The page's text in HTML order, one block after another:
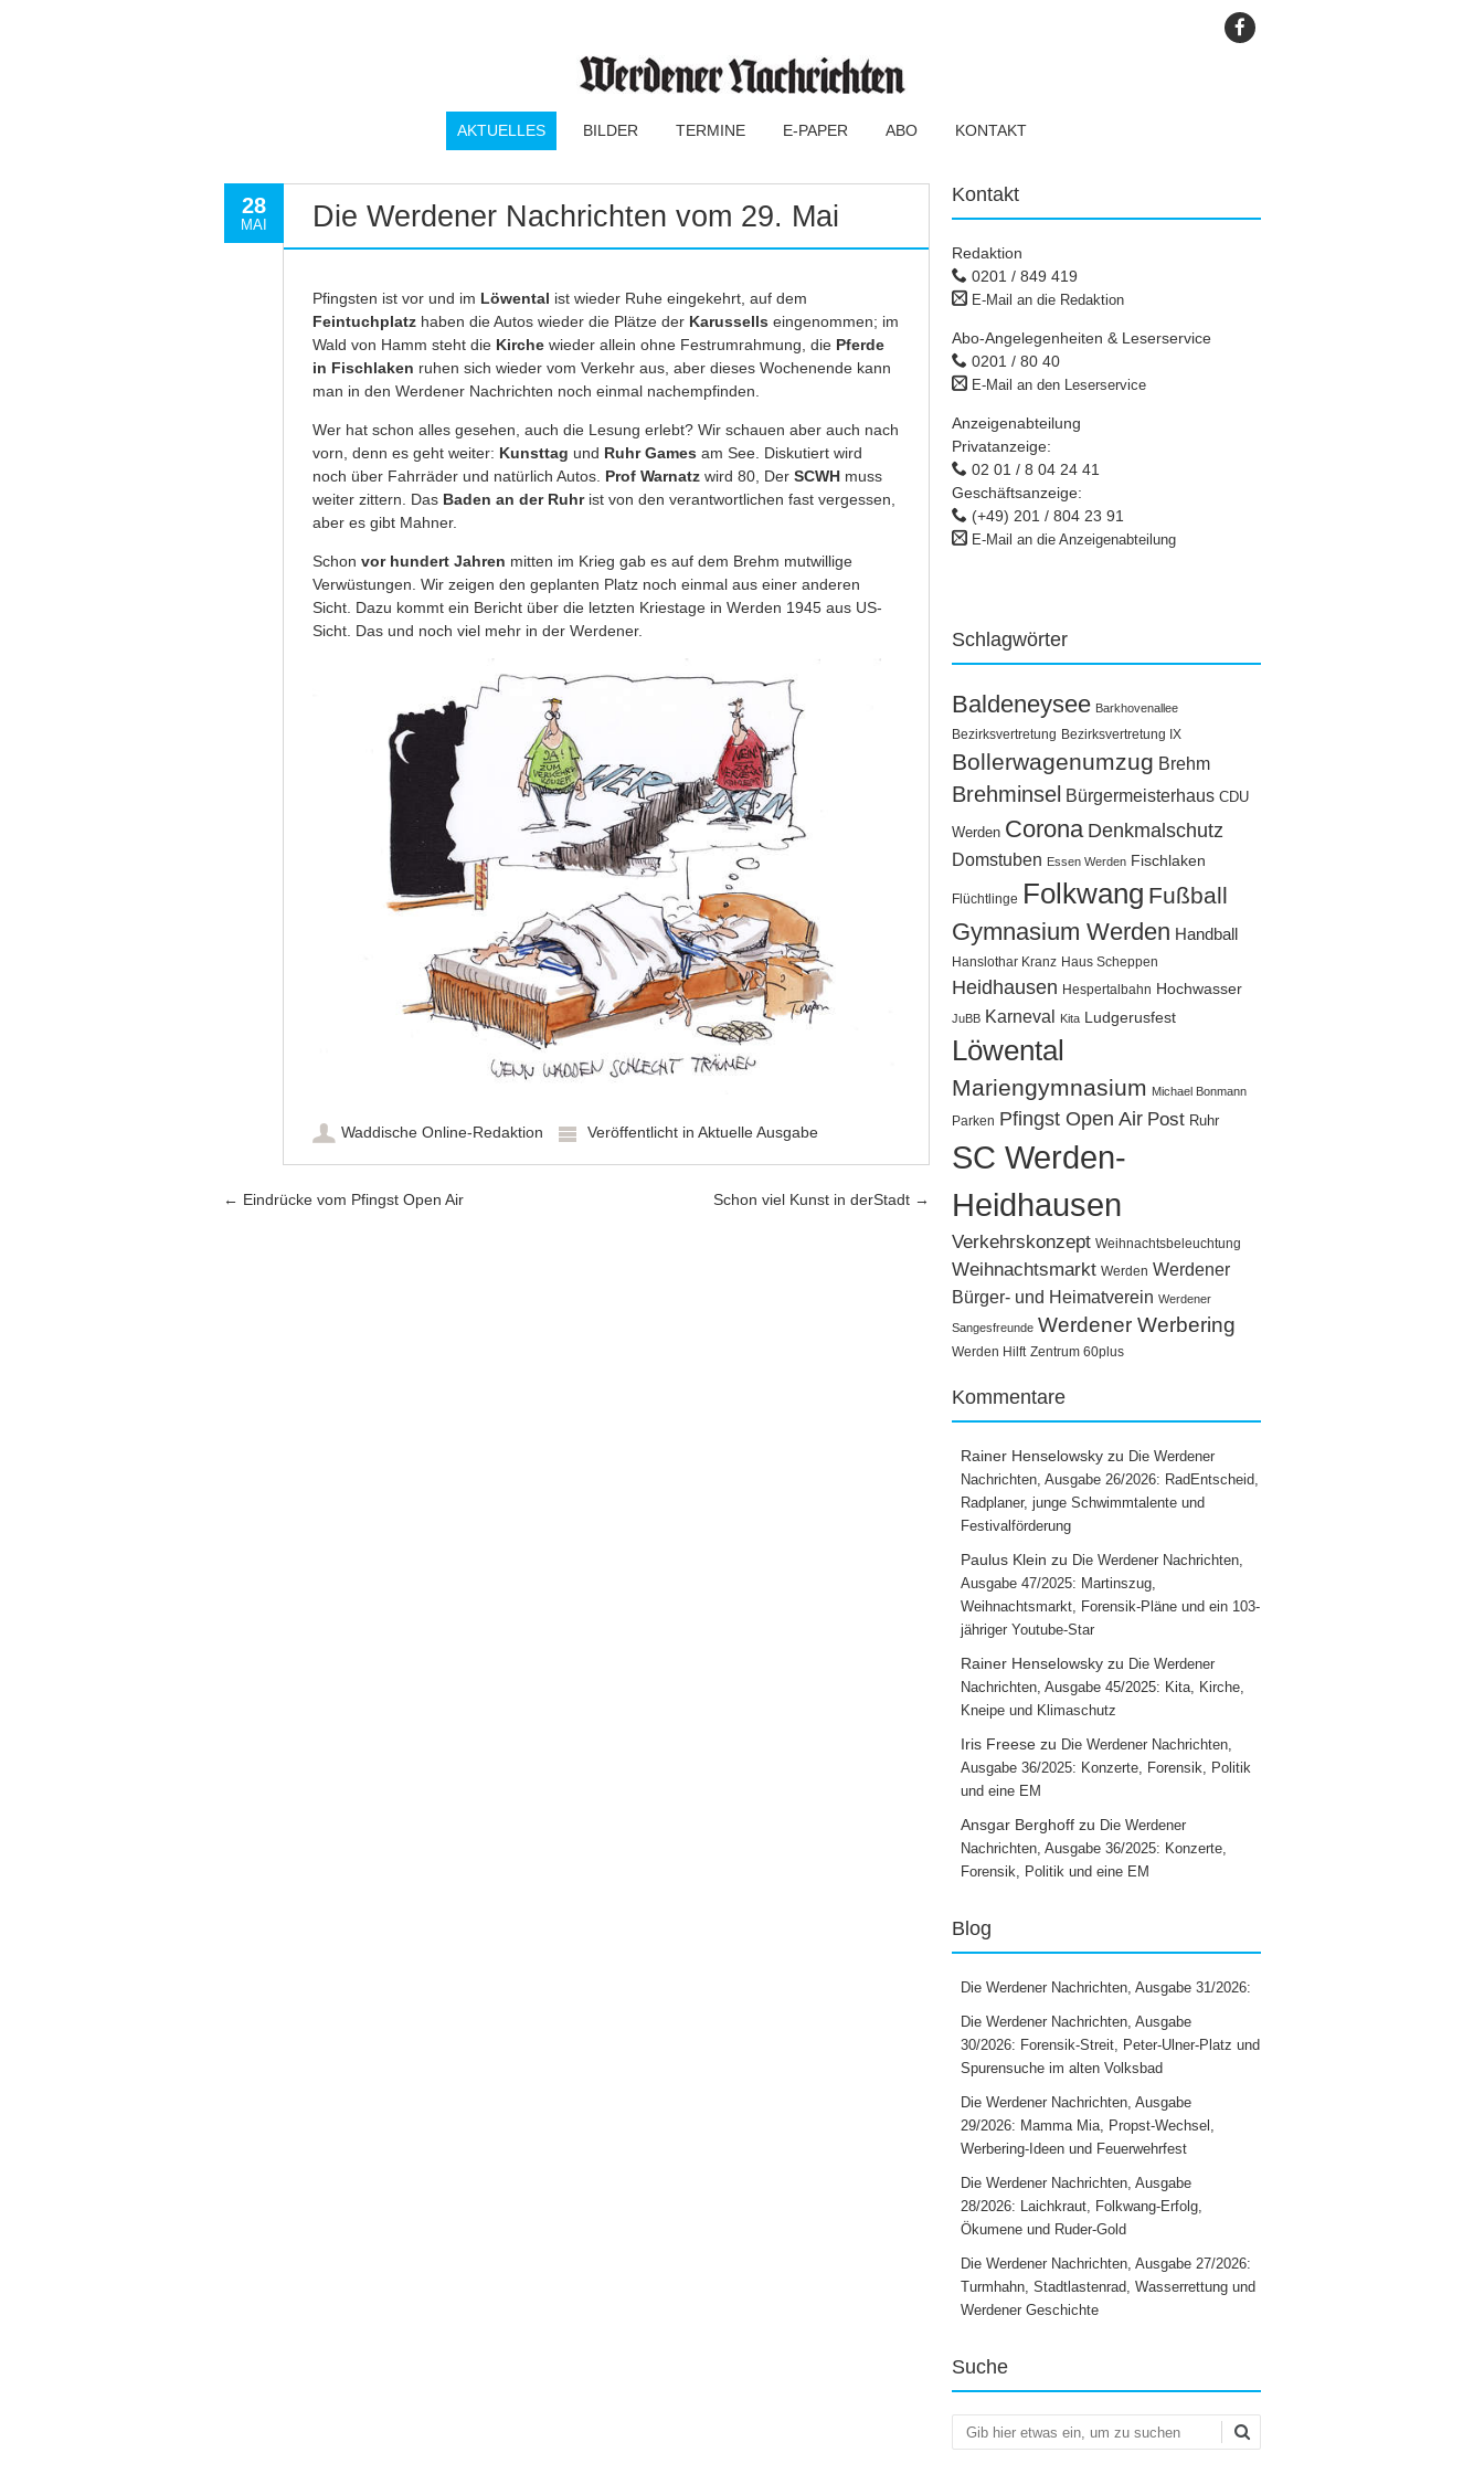
AKTUELLES BILDER TERMINE E-PAPER ABO KONTAKT
28
MAI Die Werdener Nachrichten vom 29. Mai
Pfingsten ist vor und im Löwental ist wieder Ruhe eingekehrt, auf dem
Feintuchplatzhaben die Autos wieder die Plätze der Karussells eingenommen; im
Wald von Hamm steht die Kirchewieder allein ohne Festrumrahmung, die Pferde
in Fischlaken ruhen sich wieder vom Verkehr aus, aber dieses Wochenende kann
man in den Werdener Nachrichten noch einmal nachempfinden.
Wer hat schon alles gesehen, auch die Lesung erlebt? Wir schauen aber auch nach
vorn, denn es geht weiter: Kunsttag und Ruhr Games am See. Diskutiert wird
noch über Fahrräder und natürlich Autos. Prof Warnatzwird 80, Der SCWHmuss
weiter zittern. Das Baden an der Ruhrist von den verantwortlichen fast vergessen,
aber es gibt Mahner.
Schon vor hundert Jahren mitten im Krieg gab es auf dem Brehm mutwillige
Verwüstungen. Wir zeigen den geplanten Platz noch einmal aus einer anderen
Sicht. Dazu kommt ein Bericht über die letzten Kriestage in Werden 1945 aus US-
Sicht. Das und noch viel mehr in der Werdener.
Waddische Online-Redaktion Veröffentlicht in Aktuelle Ausgabe
Artikel-Navigation
← Eindrücke vom Pfingst Open Air Schon viel Kunst in derStadt →
Kontakt
Redaktion
0201 / 849 419
E-Mail an die Redaktion
Abo-Angelegenheiten & Leserservice
0201 / 80 40
E-Mail an den Leserservice
Anzeigenabteilung
Privatanzeige:
02 01 / 8 04 24 41
Geschäftsanzeige:
(+49) 201 / 804 23 91
E-Mail an die Anzeigenabteilung
Schlagwörter
Baldeneysee Barkhovenallee
Bezirksvertretung Bezirksvertretung IX
Bollerwagenumzug Brehm
Brehminsel Bürgermeisterhaus CDU
Werden Corona Denkmalschutz
Domstuben Essen Werden Fischlaken
Flüchtlinge Folkwang Fußball
Gymnasium Werden Handball
Hanslothar Kranz Haus Scheppen
Heidhausen Hespertalbahn Hochwasser
JuBB Karneval Kita Ludgerusfest
Löwental
Mariengymnasium Michael Bonmann
Parken Pfingst Open Air Post Ruhr
SC Werden-
Heidhausen
Verkehrskonzept Weihnachtsbeleuchtung
Weihnachtsmarkt Werden Werdener
Bürger- und Heimatverein Werdener
Sangesfreunde Werdener Werbering
Werden Hilft Zentrum 60plus
Kommentare
Rainer Henselowsky zu Die Werdener
Nachrichten, Ausgabe 26/2026: RadEntscheid,
Radplaner, junge Schwimmtalente und
Festivalförderung
Paulus Klein zu Die Werdener Nachrichten,
Ausgabe 47/2025: Martinszug,
Weihnachtsmarkt, Forensik-Pläne und ein 103-
jähriger Youtube-Star
Rainer Henselowsky zu Die Werdener
Nachrichten, Ausgabe 45/2025: Kita, Kirche,
Kneipe und Klimaschutz
Iris Freese zu Die Werdener Nachrichten,
Ausgabe 36/2025: Konzerte, Forensik, Politik
und eine EM
Ansgar Berghoff zu Die Werdener
Nachrichten, Ausgabe 36/2025: Konzerte,
Forensik, Politik und eine EM
Blog
Die Werdener Nachrichten, Ausgabe 31/2026:
Die Werdener Nachrichten, Ausgabe
30/2026: Forensik-Streit, Peter-Ulner-Platz und
Spurensuche im alten Volksbad
Die Werdener Nachrichten, Ausgabe
29/2026: Mamma Mia, Propst-Wechsel,
Werbering-Ideen und Feuerwehrfest
Die Werdener Nachrichten, Ausgabe
28/2026: Laichkraut, Folkwang-Erfolg,
Ökumene und Ruder-Gold
Die Werdener Nachrichten, Ausgabe 27/2026:
Turmhahn, Stadtlastenrad, Wasserrettung und
Werdener Geschichte
Suche
Suchen